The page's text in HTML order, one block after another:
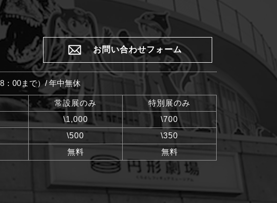
お問い合わせフォーム
：00まで）/ 年中無休
常設展のみ
特別展のみ
\1,000
\700
\500
\350
無料 無料